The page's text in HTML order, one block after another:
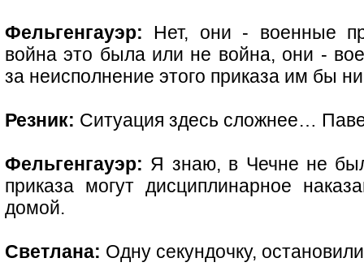
Фельгенгауэр: Нет, они - военные
война это была или не война, они -
за неисполнение этого приказа им бы
Резник: Ситуация здесь сложнее…
Фельгенгауэр: Я знаю, в Чечне не
приказа могут дисциплинарное
домой.
Светлана: Одну секундочку,